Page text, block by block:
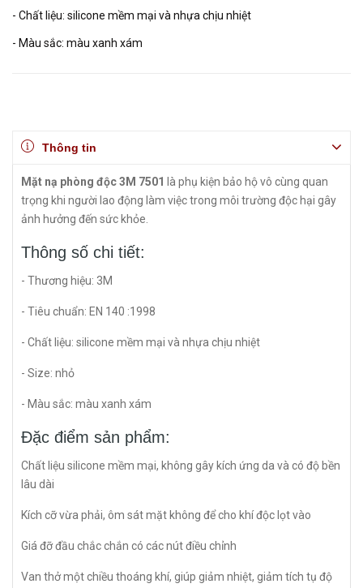
- Chất liệu: silicone mềm mại và nhựa chịu nhiệt
- Màu sắc: màu xanh xám
Thông tin
Mặt nạ phòng độc 3M 7501
là phụ kiện bảo hộ vô cùng quan
trọng khi người lao động làm việc trong môi trường độc hại gây
ảnh hưởng đến sức khỏe.
Thông số chi tiết:
- Thương hiệu: 3M
- Tiêu chuẩn: EN 140 :1998
- Chất liệu: silicone mềm mại và nhựa chịu nhiệt
- Size: nhỏ
- Màu sắc: màu xanh xám
Đặc điểm sản phẩm:
Chất liệu silicone mềm mại, không gây kích ứng da và có độ bền
lâu dài
Kích cỡ vừa phải, ôm sát mặt không để cho khí độc lọt vào
Giá đỡ đầu chắc chắn có các nút điều chỉnh
Van thở một chiều thoáng khí, giúp giảm nhiệt, giảm tích tụ độ